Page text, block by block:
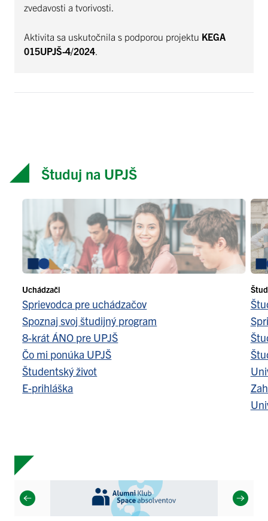
zvedavosti a tvorivosti.
Aktivita sa uskutočnila s podporou projektu KEGA
015UPJŠ-4/2024.
Študuj na UPJŠ
Uchádzači
Sprievodca pre uchádzačov
Spoznaj svoj študijný program
8-krát ÁNO pre UPJŠ
Čo mi ponúka UPJŠ
Študentský život
E-prihláška